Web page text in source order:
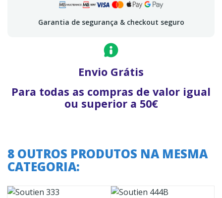
Garantia de segurança & checkout seguro
Envio Grátis
Para todas as compras de valor igual
ou superior a 50€
8 OUTROS PRODUTOS NA MESMA
CATEGORIA: